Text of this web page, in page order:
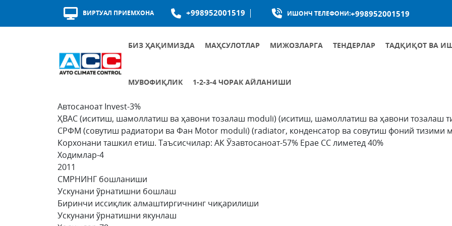
ВИРТУАЛ ПРИЕМХОНА +998952001519 ИШОНЧ ТЕЛЕФОНИ:+998952001519
БИЗ ҲАҚИМИЗДА МАҲСУЛОТЛАР МИЖОЗЛАРГА ТЕНДЕРЛАР ТАДҚИҚОТ ВА
МУВОФИҚЛИК 1-2-3-4 ЧОРАК АЙЛАНИШИ
Автосаноат Invest-3%
ҲВАC (иситиш, шамоллатиш ва ҳавони тозалаш moduli) (иситиш, шамоллатиш ва ҳавони тозалаш
CРФМ (совутиш радиатори ва Фан Motor moduli) (radiator, конденсатор ва совутиш фоний тизими
Корхонани ташкил етиш. Таъсисчилар: АК Ўзавтосаноат-57% Ерае CС лиметед 40%
Ходимлар-4
2011
СМРНИНГ бошланиши
Ускунани ўрнатишни бошлаш
Биринчи иссиқлик алмаштиргичнинг чиқарилиши
Ускунани ўрнатишни якунлаш